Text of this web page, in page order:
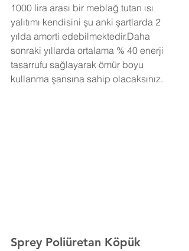
1000 lira arası bir meblağ tutan ısı
yalıtımı kendisini şu anki şartlarda 2
yılda amorti edebilmektedir.Daha
sonraki yıllarda ortalama % 40 enerji
tasarrufu sağlayarak ömür boyu
kullanma şansına sahip olacaksınız.
Sprey Poliüretan Köpük